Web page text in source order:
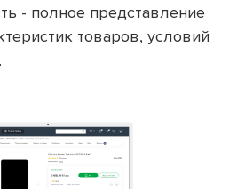
- полное представление
товаров, условий